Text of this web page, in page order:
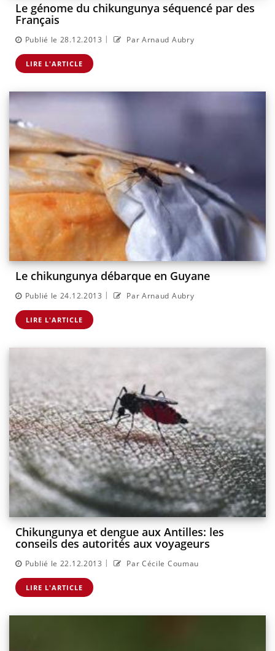
Le génome du chikungunya séquencé par des
Français
Publié le 28.12.2013 | Par Arnaud Aubry
LIRE L'ARTICLE
Le chikungunya débarque en Guyane
Publié le 24.12.2013 | Par Arnaud Aubry
LIRE L'ARTICLE
Chikungunya et dengue aux Antilles: les
conseils des autorités aux voyageurs
Publié le 22.12.2013 | Par Cécile Coumau
LIRE L'ARTICLE